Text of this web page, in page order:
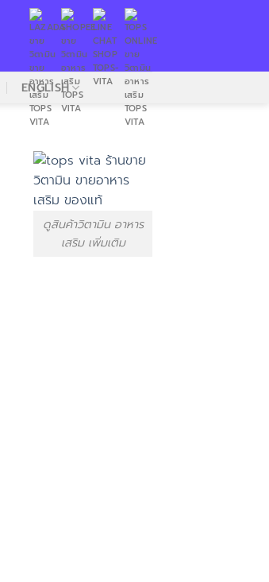
ENGLISH
ดูสินค้าวิตามิน อาหาร
เสริม เพิ่มเติม